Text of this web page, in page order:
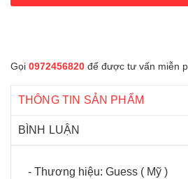
Gọi 0972456820 để được tư vấn miễn
THÔNG TIN SẢN PHẨM
BÌNH LUẬN
- Thương hiệu: Guess ( Mỹ )